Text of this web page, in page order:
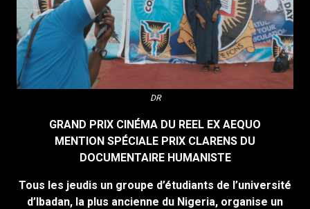
DR
GRAND PRIX CINÉMA DU REEL EX AEQUO
MENTION SPÉCIALE PRIX CLARENS DU
DOCUMENTAIRE HUMANISTE
Tous les jeudis un groupe d’étudiants de l’université
d’Ibadan, la plus ancienne du Nigeria, organise un